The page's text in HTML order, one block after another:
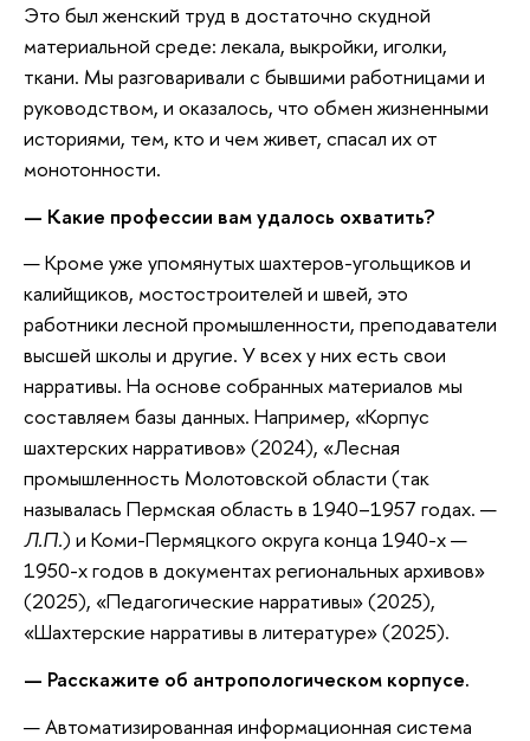
Это был женский труд в достаточно скудной
материальной среде: лекала, выкройки, иголки,
ткани. Мы разговаривали с бывшими работницами и
руководством, и оказалось, что обмен жизненными
историями, тем, кто и чем живет, спасал их от
монотонности.
— Какие профессии вам удалось охватить?
— Кроме уже упомянутых шахтеров-угольщиков и
калийщиков, мостостроителей и швей, это
работники лесной промышленности, преподаватели
высшей школы и другие. У всех у них есть свои
нарративы. На основе собранных материалов мы
составляем базы данных. Например, «Корпус
шахтерских нарративов» (2024), «Лесная
промышленность Молотовской области (так
называлась Пермская область в 1940–1957 годах. —
Л.П.) и Коми-Пермяцкого округа конца 1940-х —
1950-х годов в документах региональных архивов»
(2025), «Педагогические нарративы» (2025),
«Шахтерские нарративы в литературе» (2025).
— Расскажите об антропологическом корпусе.
— Автоматизированная информационная система